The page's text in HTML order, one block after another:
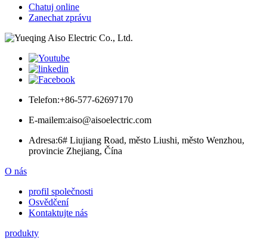
Chatuj online
Zanechat zprávu
Telefon:+86-577-62697170
E-mailem:aiso@aisoelectric.com
Adresa:6# Liujiang Road, město Liushi, město Wenzhou,
provincie Zhejiang, Čína
O nás
profil společnosti
Osvědčení
Kontaktujte nás
produkty